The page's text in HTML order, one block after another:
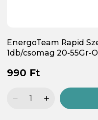
EnergoTeam Rapid
1db/csomag 20-55Gr-
990 Ft